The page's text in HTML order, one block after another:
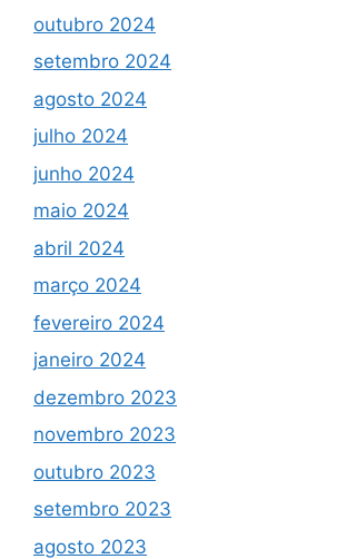
outubro 2024
setembro 2024
agosto 2024
julho 2024
junho 2024
maio 2024
abril 2024
março 2024
fevereiro 2024
janeiro 2024
dezembro 2023
novembro 2023
outubro 2023
setembro 2023
agosto 2023